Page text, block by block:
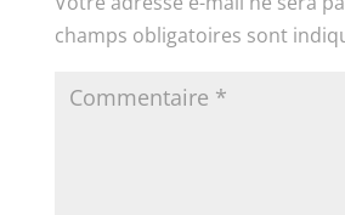
champs obligatoires sont